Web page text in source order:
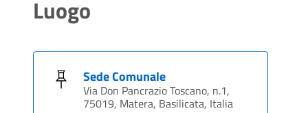
Luogo
Sede Comunale
Via Don Pancrazio Toscano, n.1,
75019, Matera, Basilicata, Italia